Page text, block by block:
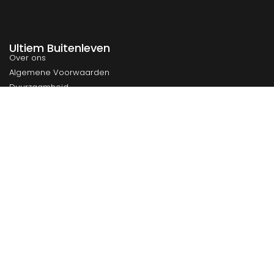
Ultiem Buitenleven
Over ons
Algemene Voorwaarden
Duurzaamheid